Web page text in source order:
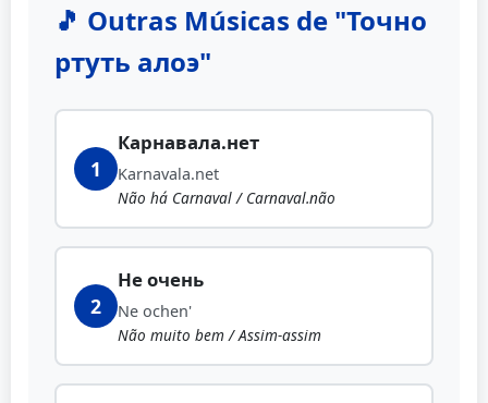
🎵 Outras Músicas de "Точно
ртуть алоэ"
1
Карнавала.нет
Karnavala.net
Não há Carnaval / Carnaval.não
2
Не очень
Ne ochen'
Não muito bem / Assim-assim